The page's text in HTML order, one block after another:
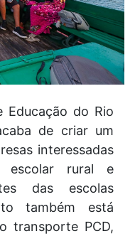
Educação do Rio
de criar um
interessadas
escolar rural e
das escolas
também está
transporte PCD,